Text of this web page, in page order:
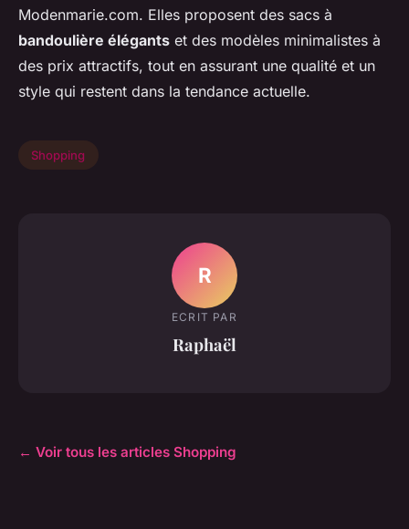
Modenmarie.com. Elles proposent des sacs à
bandoulière élégants et des modèles minimalistes à
des prix attractifs, tout en assurant une qualité et un
style qui restent dans la tendance actuelle.
Shopping
R
ECRIT PAR
Raphaël
← Voir tous les articles Shopping